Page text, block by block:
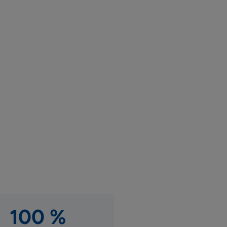
100 %